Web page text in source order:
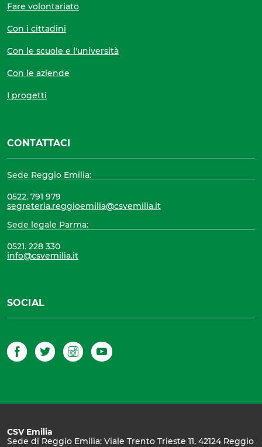
Fare volontariato
Con i cittadini
Con le scuole e l'università
Con le aziende
I progetti
CONTATTACI
Sede Reggio Emilia:
0522. 791 979
segreteria.reggioemilia@csvemilia.it
Sede legale Parma:
0521. 228 330
info@csvemilia.it
SOCIAL
FacebookTwitter Instagram
CSV Emilia
Sede di Reggio Emilia: Viale Trento Trieste 11, 42124 Reggio